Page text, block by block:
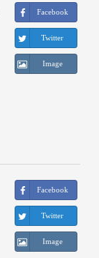
Facebook
Twitter
Image
Facebook
Twitter
Image